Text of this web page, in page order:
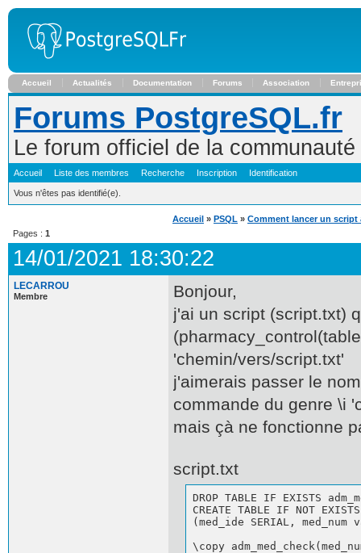
Accueil Actualités Documentation Forums Association
Forums PostgreSQL.fr
Le forum officiel de la
Accueil Liste des membres Recherche Inscription Identification
Vous n'êtes pas identifié(e).
Accueil » PSQL » Comment lancer un script
Pages : 1
14/01/2021 18:30:22
LECARROU
Membre
Bonjour,
j'ai un script (script.txt)
'chemin/vers/script.txt'
j'aimerais passer le
commande du genre \i
mais çà ne fonctionne
script.txt
DROP TABLE IF EXISTS
CREATE TABLE IF NOT
(med_ide SERIAL,
\copy